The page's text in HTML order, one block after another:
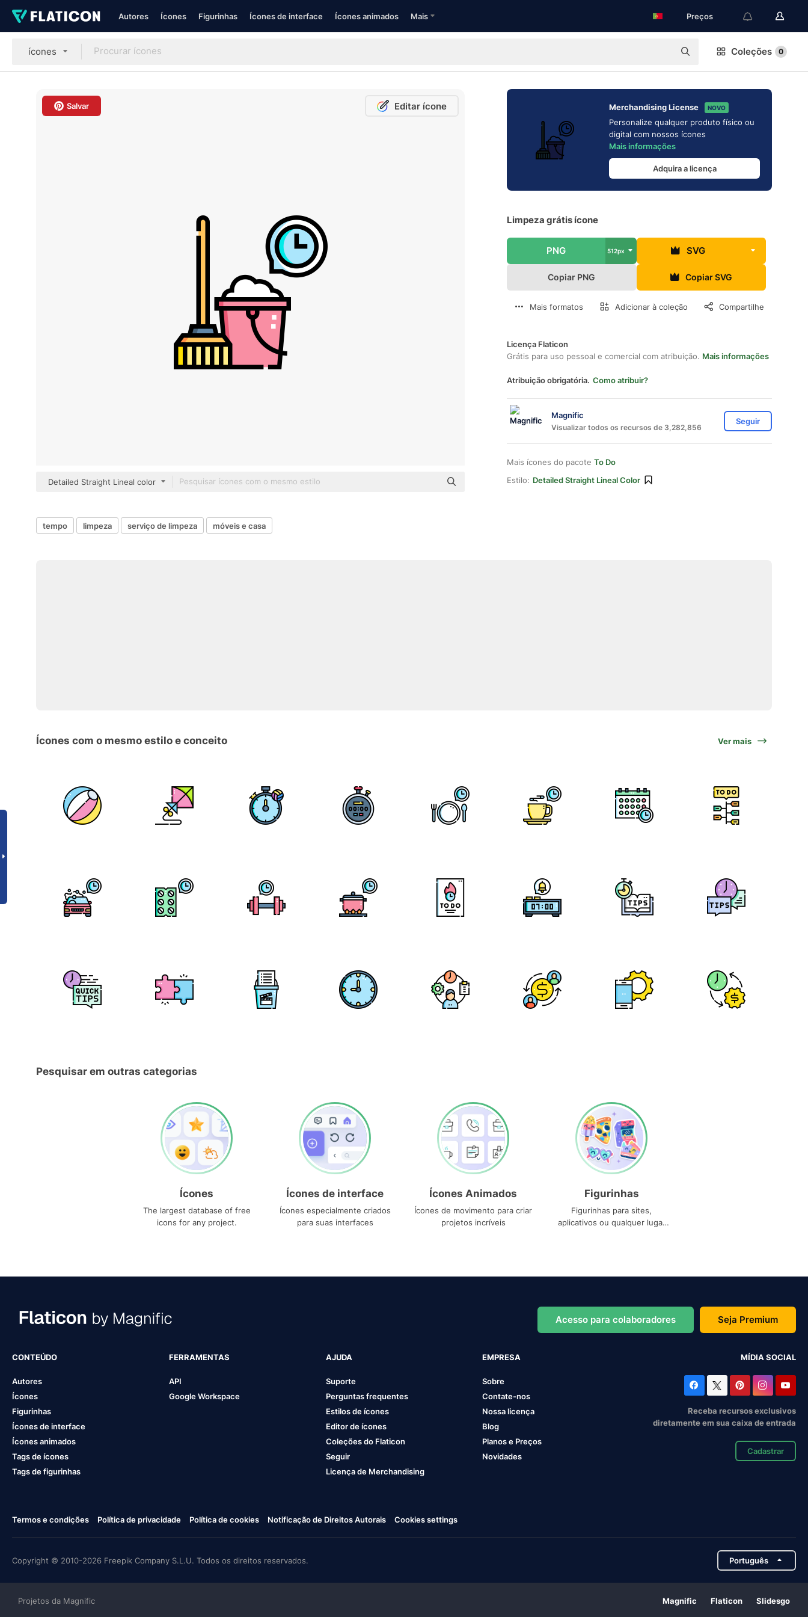
Autores Ícones Figurinhas Ícones de interface Ícones animados Mais Preços
ícones Coleções 0
Salvar Editar ícone
Detailed Straight Lineal color
Merchandising License NOVO
Personalize qualquer produto físico ou
digital com nossos ícones
Mais informações
Adquira a licença
Limpeza grátis ícone
PNG 512px SVG
Copiar PNG Copiar SVG
Mais formatos Adicionar à coleção Compartilhe
Licença Flaticon
Grátis para uso pessoal e comercial com atribuição. Mais informações
Atribuição obrigatória. Como atribuir?
Magnific
Visualizar todos os recursos de 3,282,856
Seguir
Mais ícones do pacote To Do
Estilo: Detailed Straight Lineal Color
tempo limpeza serviço de limpeza móveis e casa
Ícones com o mesmo estilo e conceito Ver mais
Pesquisar em outras categorias
Ícones
The largest database of free
icons for any project.
Ícones de interface
Ícones especialmente criados
para suas interfaces
Ícones Animados
Ícones de movimento para criar
projetos incríveis
Figurinhas
Figurinhas para sites,
aplicativos ou qualquer lugar
Acesso para colaboradores Seja Premium
CONTEÚDO
Autores
Ícones
Figurinhas
Ícones de interface
Ícones animados
Tags de ícones
Tags de figurinhas
FERRAMENTAS
API
Google Workspace
AJUDA
Suporte
Perguntas frequentes
Estilos de ícones
Editor de ícones
Coleções do Flaticon
Seguir
Licença de Merchandising
EMPRESA
Sobre
Contate-nos
Nossa licença
Blog
Planos e Preços
Novidades
MÍDIA SOCIAL
Receba recursos exclusivos
diretamente em sua caixa de entrada
Cadastrar
Termos e condições Política de privacidade Política de cookies Notificação de Direitos Autorais Cookies settings
Copyright © 2010-2026 Freepik Company S.L.U. Todos os direitos reservados. Português
Projetos da Magnific Magnific Flaticon Slidesgo